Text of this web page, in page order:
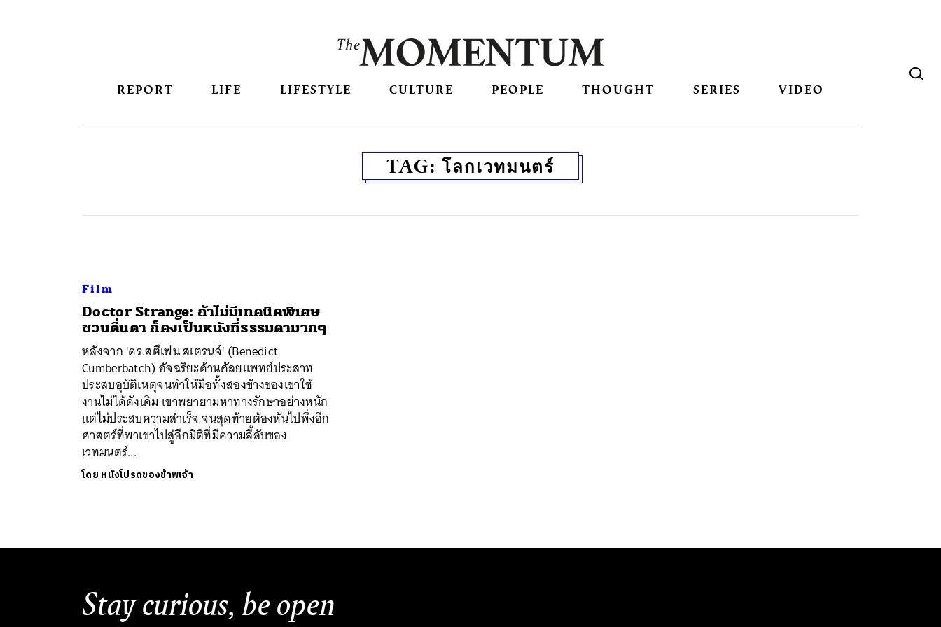
REPORT LIFE LIFESTYLE CULTURE PEOPLE THOUGHT SERIES VIDEO
TAG: โลกเวทมนตร์
Film
Doctor Strange: ถ้าไม่มีเทคนิคพิเศษ
ชวนตื่นตา ก็คงเป็นหนังที่ธรรมดามากๆ
หลังจาก 'ดร.สตีเฟน สเตรนจ์' (Benedict
Cumberbatch) อัจฉริยะด้านศัลยแพทย์ประสาท
ประสบอุบัติเหตุจนทำให้มือทั้งสองข้างของเขาใช้
งานไม่ได้ดังเดิม เขาพยายามหาทางรักษาอย่างหนัก
แต่ไม่ประสบความสำเร็จ จนสุดท้ายต้องหันไปพึ่งอีก
ศาสตร์ที่พาเขาไปสู่อีกมิติที่มีความลี้ลับของ
เวทมนตร์...
โดย หนังโปรดของข้าพเจ้า
Stay curious, be open